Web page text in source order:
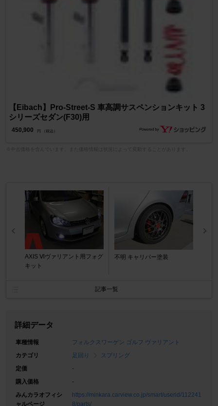
【Eibach】Pro-Street-S 車高調サスペンションキット 3
シリーズセダン(F30)用
450,900 円 （税込）
AXIS Ⅵヴァリアント用フォグ
キット
不明 キャリパー塗装
記事一覧
詳細データ
車種情報
フォルクスワーゲン ゴルフ ヴァリアント
カテゴリ
足回り
スプリング
定価
-
購入価格
-
みんカラオフィシ
ャルページ
https://minkara.carview.co.jp/smart/userid/112241
8/parts/